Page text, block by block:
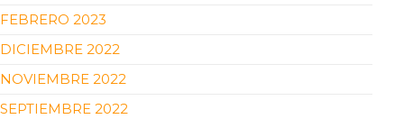
FEBRERO 2023
DICIEMBRE 2022
NOVIEMBRE 2022
SEPTIEMBRE 2022